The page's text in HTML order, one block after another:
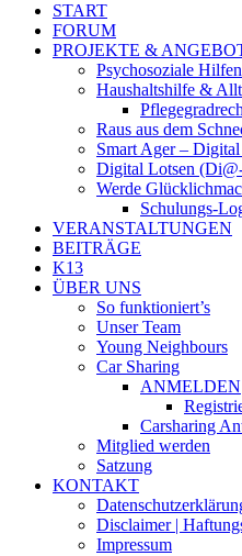
START
FORUM
PROJEKTE &
Psychosoziale Hilfen
Haushaltshilfe &
Raus aus dem
Smart Ager –
Digital Lotsen
Werde
Schulungs-
VERANSTALTUNGEN
BEITRÄGE
K13
ÜBER UNS
So funktioniert’s
Unser Team
Young Neighbours
Car Sharing
ANMELDEN
Carsharing
Mitglied werden
Satzung
KONTAKT
Disclaimer |
Impressum